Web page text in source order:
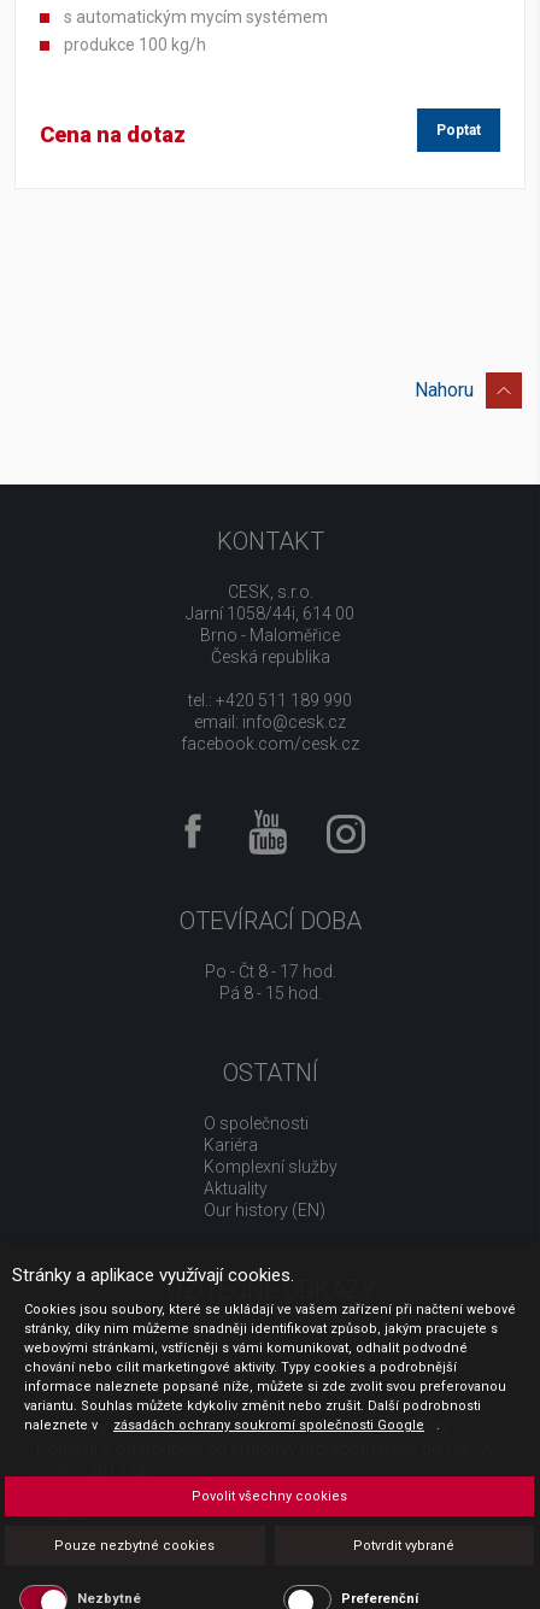
s automatickým mycím systémem
produkce 100 kg/h
Cena na dotaz Poptat
Nahoru
KONTAKT
CESK, s.r.o.
Jarní 1058/44i, 614 00
Brno - Maloměřice
Česká republika
tel.: +420 511 189 990
email: info@cesk.cz
facebook.com/cesk.cz
OTEVÍRACÍ DOBA
Po - Čt 8 - 17 hod.
Pá 8 - 15 hod.
OSTATNÍ
O společnosti
Kariéra
Komplexní služby
Aktuality
Our history (EN)
UŽITEČNÉ ODKAZY
Jak nakupovat
Obchodní podmínky
GDPR - ochrana osobních údajů
Profil zadavatele
Sdělení před uzavřením kupní smlouvy pro spotřebitele
Platba
Povinná publicita
Stránky a aplikace využívají cookies.
Cookies jsou soubory, které se ukládají ve vašem zařízení při načtení webové
stránky, díky nim můžeme snadněji identifikovat způsob, jakým pracujete s
webovými stránkami, vstřícněji s vámi komunikovat, odhalit podvodné
chování nebo cílit marketingové aktivity. Typy cookies a podrobnější
informace naleznete popsané níže, můžete si zde zvolit svou preferovanou
variantu. Souhlas můžete kdykoliv změnit nebo zrušit. Další podrobnosti
naleznete v
zásadách ochrany soukromí společnosti Google .
Pouze nezbytné cookies Potvrdit vybrané
Povolit všechny cookies
Nezbytné Preferenční